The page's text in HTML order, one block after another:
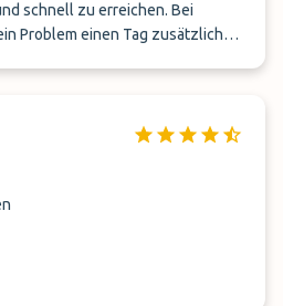
schnell zu erreichen. Bei
Problem einen Tag zusätzlich